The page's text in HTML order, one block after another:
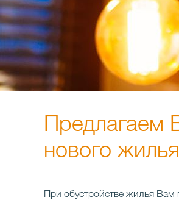
Предлагаем
нового жилья
При обустройстве жилья Вам